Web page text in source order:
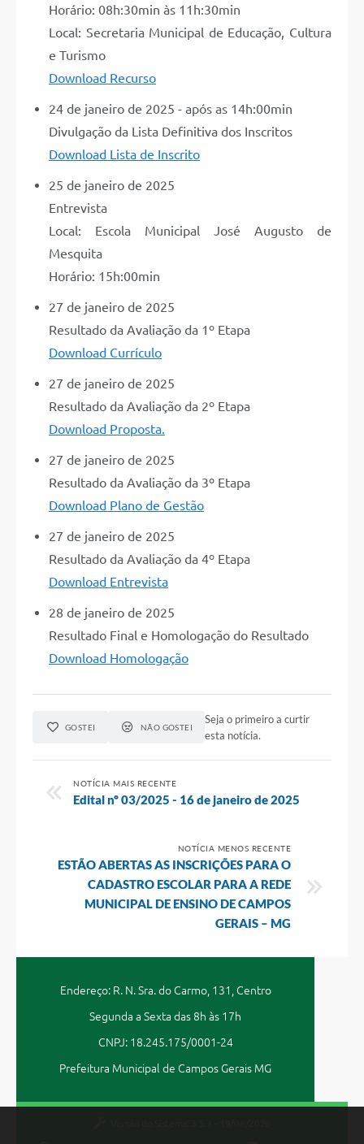
Horário: 08h:30min às 11h:30min
Local: Secretaria Municipal de Educação, Cultura
e Turismo
Download Recurso
24 de janeiro de 2025 - após as 14h:00min
Divulgação da Lista Definitiva dos Inscritos
Download Lista de Inscrito
25 de janeiro de 2025
Entrevista
Local: Escola Municipal José Augusto de
Mesquita
Horário: 15h:00min
27 de janeiro de 2025
Resultado da Avaliação da 1º Etapa
Download Currículo
27 de janeiro de 2025
Resultado da Avaliação da 2º Etapa
Download Proposta.
27 de janeiro de 2025
Resultado da Avaliação da 3º Etapa
Download Plano de Gestão
27 de janeiro de 2025
Resultado da Avaliação da 4º Etapa
Download Entrevista
28 de janeiro de 2025
Resultado Final e Homologação do Resultado
Download Homologação
GOSTEI NÃO GOSTEI
Seja o primeiro a curtir
esta notícia.
NOTÍCIA MAIS RECENTE
Edital nº 03/2025 - 16 de janeiro de 2025
NOTÍCIA MENOS RECENTE
ESTÃO ABERTAS AS INSCRIÇÕES PARA O
CADASTRO ESCOLAR PARA A REDE
MUNICIPAL DE ENSINO DE CAMPOS
GERAIS – MG
Endereço: R. N. Sra. do Carmo, 131, Centro
Segunda a Sexta das 8h às 17h
CNPJ: 18.245.175/0001-24
Prefeitura Municipal de Campos Gerais MG